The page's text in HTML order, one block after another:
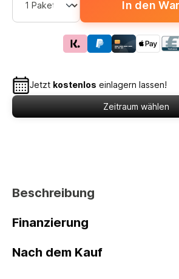
In den
Jetzt kostenlos einlagern lassen!
Zeitraum wählen
Beschreibung
Finanzierung
Nach dem Kauf